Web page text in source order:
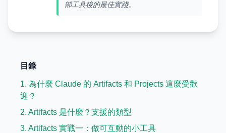
部工具後的最佳實踐。
目錄
1. 為什麼 Claude 的 Artifacts 和 Projects 這麼受歡
迎？
2. Artifacts 是什麼？支援的類型
3. Artifacts 實戰一：做可互動的小工具